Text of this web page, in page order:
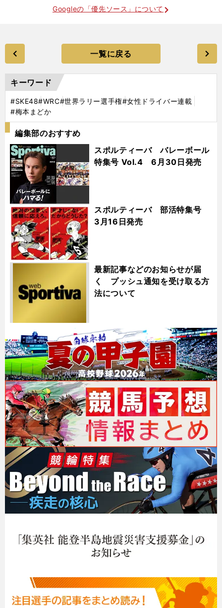
Googleの「優先ソース」について
一覧に戻る
キーワード
#SKE48#WRC#世界ラリー選手権#女性ドライバー連載
#梅本まどか
編集部のおすすめ
スポルティーバ バレーボール
特集号 Vol.4 6月30日発売
スポルティーバ 部活特集号
3月16日発売
最新記事などのお知らせが届
く プッシュ通知を受け取る方
法について